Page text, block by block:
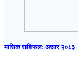
मासिक राशिफल: असार २०८३